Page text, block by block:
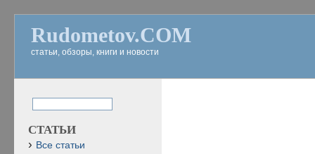
Rudometov.COM
статьи, обзоры, книги и новости
СТАТЬИ
Все статьи